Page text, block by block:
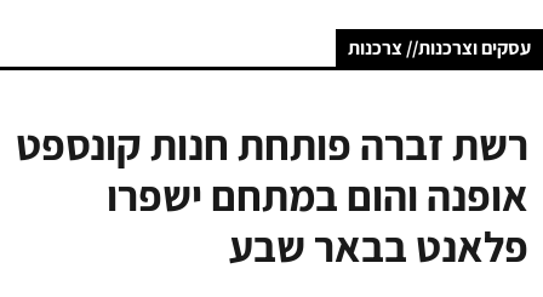
עסקים וצרכנות// צרכנות
רשת זברה פותחת חנות קונספט
אופנה והום במתחם ישפרו
פלאנט בבאר שבע